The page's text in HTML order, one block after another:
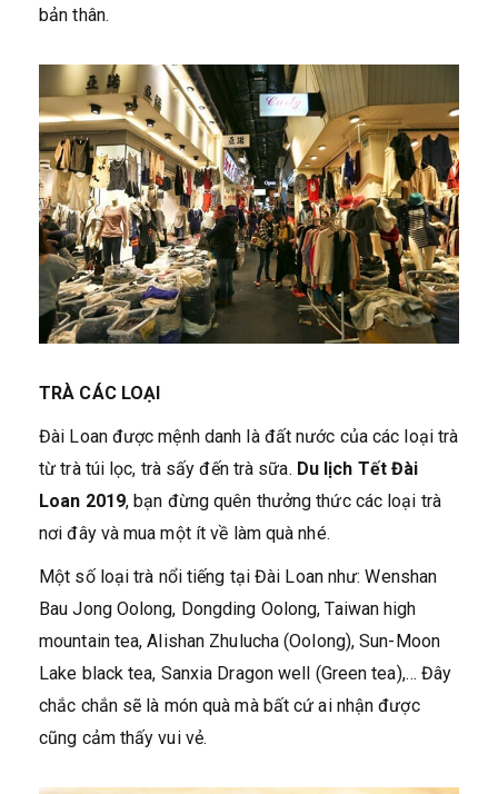
bản thân.
TRÀ CÁC LOẠI
Đài Loan được mệnh danh là đất nước của các loại trà
từ trà túi lọc, trà sấy đến trà sữa. Du lịch TếtĐài
Loan 2019, bạn đừng quên thưởng thức các loại trà
nơi đây và mua một ít về làm quà nhé.
Một số loại trà nổi tiếng tại Đài Loan như: Wenshan
Bau Jong Oolong, Dongding Oolong, Taiwan high
mountain tea, Alishan Zhulucha (Oolong), Sun-Moon
Lake black tea, Sanxia Dragon well (Green tea),… Đây
chắc chắn sẽ là món quà mà bất cứ ai nhận được
cũng cảm thấy vui vẻ.